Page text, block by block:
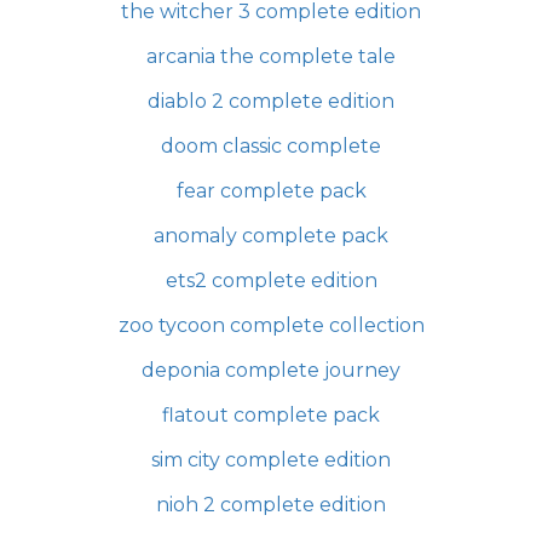
the witcher 3 complete edition
arcania the complete tale
diablo 2 complete edition
doom classic complete
fear complete pack
anomaly complete pack
ets2 complete edition
zoo tycoon complete collection
deponia complete journey
flatout complete pack
sim city complete edition
nioh 2 complete edition